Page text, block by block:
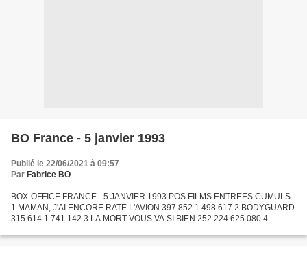
BO France - 5 janvier 1993
Publié le 22/06/2021 à 09:57
Par Fabrice BO
BOX-OFFICE FRANCE - 5 JANVIER 1993 POS FILMS ENTREES CUMULS
1 MAMAN, J'AI ENCORE RATE L'AVION 397 852 1 498 617 2 BODYGUARD
315 614 1 741 142 3 LA MORT VOUS VA SI BIEN 252 224 625 080 4